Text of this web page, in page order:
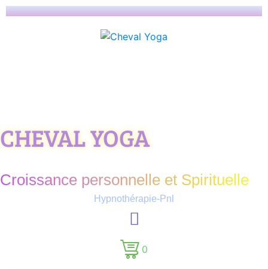
CHEVAL YOGA
Croissance personnelle et Spirituelle
Hypnothérapie-Pnl
0